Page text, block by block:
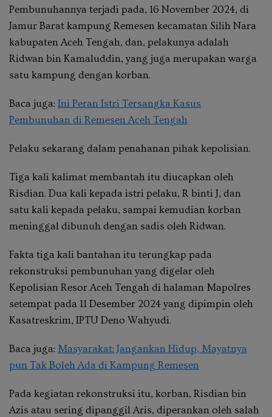
Pembunuhannya terjadi pada, 16 November 2024, di
Jamur Barat kampung Remesen kecamatan Silih Nara
kabupaten Aceh Tengah, dan, pelakunya adalah
Ridwan bin Kamaluddin, yang juga merupakan warga
satu kampung dengan korban.
Baca juga: Ini Peran Istri Tersangka Kasus
Pembunuhan di Remesen Aceh Tengah
Pelaku sekarang dalam penahanan pihak kepolisian.
Tiga kali kalimat membantah itu diucapkan oleh
Risdian. Dua kali kepada istri pelaku, R binti J, dan
satu kali kepada pelaku, sampai kemudian korban
meninggal dibunuh dengan sadis oleh Ridwan.
Fakta tiga kali bantahan itu terungkap pada
rekonstruksi pembunuhan yang digelar oleh
Kepolisian Resor Aceh Tengah di halaman Mapolres
setempat pada 11 Desember 2024 yang dipimpin oleh
Kasatreskrim, IPTU Deno Wahyudi.
Baca juga: Masyarakat: Jangankan Hidup, Mayatnya
pun Tak Boleh Ada di Kampung Remesen
Pada kegiatan rekonstruksi itu, korban, Risdian bin
Azis atau sering dipanggil Aris, diperankan oleh salah